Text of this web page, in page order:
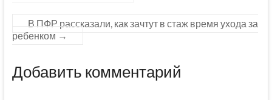
В ПФР рассказали, как зачтут в стаж время ухода за
ребенком →
Добавить комментарий